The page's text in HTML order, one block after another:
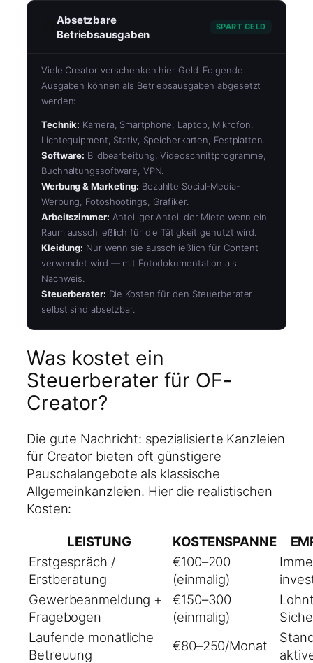
Absetzbare
Betriebsausgaben
SPART GELD
Viele Creator verschenken hier Geld. Folgende
Ausgaben können als Betriebsausgaben abgesetzt
werden:
Technik: Kamera, Smartphone, Laptop, Mikrofon,
Lichtequipment, Stativ, Speicherkarten, Festplatten.
Software: Bildbearbeitung, Videoschnittprogramme,
Buchhaltungssoftware, VPN.
Werbung & Marketing: Bezahlte Social-Media-
Werbung, Fotoshootings, Grafiker.
Arbeitszimmer: Anteiliger Anteil der Miete wenn ein
Raum ausschließlich für die Tätigkeit genutzt wird.
Kleidung: Nur wenn sie ausschließlich für Content
verwendet wird — mit Fotodokumentation als
Nachweis.
Steuerberater: Die Kosten für den Steuerberater
selbst sind absetzbar.
Was kostet ein
Steuerberater für OF-
Creator?
Die gute Nachricht: spezialisierte Kanzleien
für Creator bieten oft günstigere
Pauschalangebote als klassische
Allgemeinkanzleien. Hier die realistischen
Kosten:
LEISTUNG KOSTENSPANNE
Erstgespräch /
Erstberatung
€100–200
(einmalig)
Gewerbeanmeldung +
Fragebogen
€150–300
(einmalig)
Laufende monatliche
Betreuung
€80–250/Monat